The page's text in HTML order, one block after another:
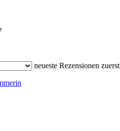
neueste Rezensionen zuerst